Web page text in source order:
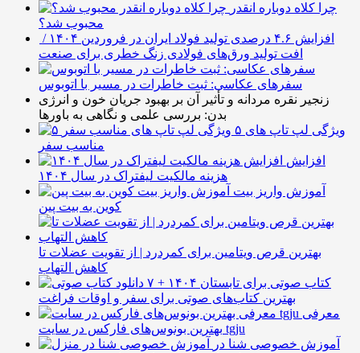
چرا کلاه دوباره انقدر
محبوب شد؟
افزایش ۴.۶ درصدی تولید فولاد ایران در فروردین ۱۴۰۴ /
افت تولید ورق‌های فولادی زنگ خطری برای صنعت
سفرهای عکاسی: ثبت خاطرات در مسیر با اتوبوس
زنجیر نقره مردانه و تأثیر آن بر بهبود جریان خون و انرژی
بدن: بررسی علمی و نگاهی به باورها
۵ ویژگی لپ تاپ های
مناسب سفر
افزایش
هزینه مالکیت لیفتراک در سال ۱۴۰۴
آموزش واریز بیت
کوین به بیت پین
بهترین قرص ویتامین برای کمردرد | از تقویت عضلات تا
کاهش التهاب
۷ کتاب صوتی برای تابستان ۱۴۰۴ +
بهترین کتاب‌های صوتی برای سفر و اوقات فراغت
معرفی
بهترین بونوس‌های فارکس در سایت tgju
آموزش خصوصی شنا در